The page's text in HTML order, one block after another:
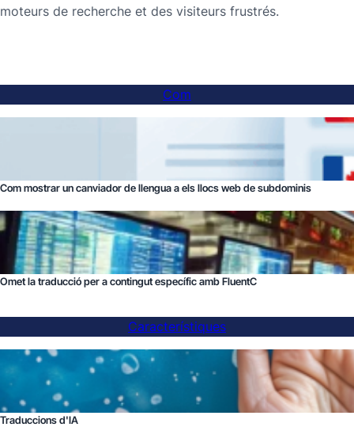
moteurs de recherche et des visiteurs frustrés.
Com
Com mostrar un canviador de llengua a els llocs web de subdominis
Omet la traducció per a contingut específic amb FluentC
Característiques
Traduccions d'IA